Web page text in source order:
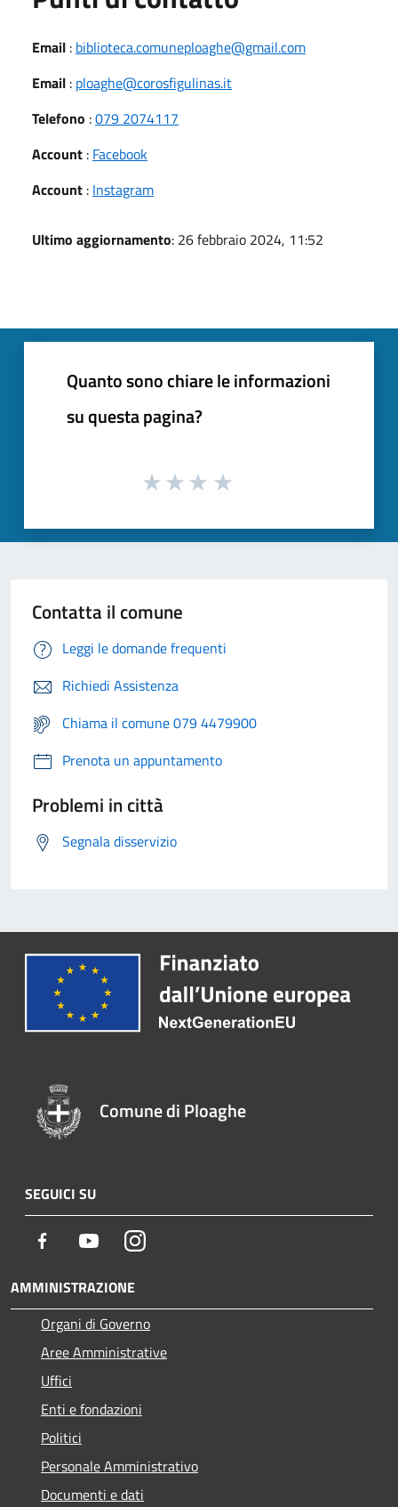
Email : biblioteca.comuneploaghe@gmail.com
Email : ploaghe@corosfigulinas.it
Telefono :079 2074117
Account : Facebook
Account : Instagram
Ultimo aggiornamento: 26 febbraio 2024, 11:52
Quanto sono chiare le informazioni
su questa pagina?
Contatta il comune
Leggi le domande frequenti
Richiedi Assistenza
Chiama il comune 079 4479900
Prenota un appuntamento
Problemi in città
Segnala disservizio
Comune di Ploaghe
SEGUICI SU
Facebook YoutubeInstagram
AMMINISTRAZIONE
Organi di Governo
Aree Amministrative
Uffici
Enti e fondazioni
Politici
Personale Amministrativo
Documenti e dati